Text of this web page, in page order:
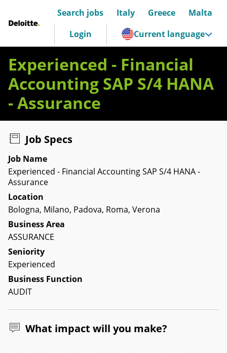
Deloitte Italia
Search jobs Italy Greece
Malta
Login
Current language
Experienced - Financial
Accounting SAP S/4 HANA
- Assurance
Job Specs
Job Name
Experienced - Financial Accounting SAP S/4 HANA -
Assurance
Location
Bologna, Milano, Padova, Roma, Verona
Business Area
ASSURANCE
Seniority
Experienced
Business Function
AUDIT
What impact will you make?